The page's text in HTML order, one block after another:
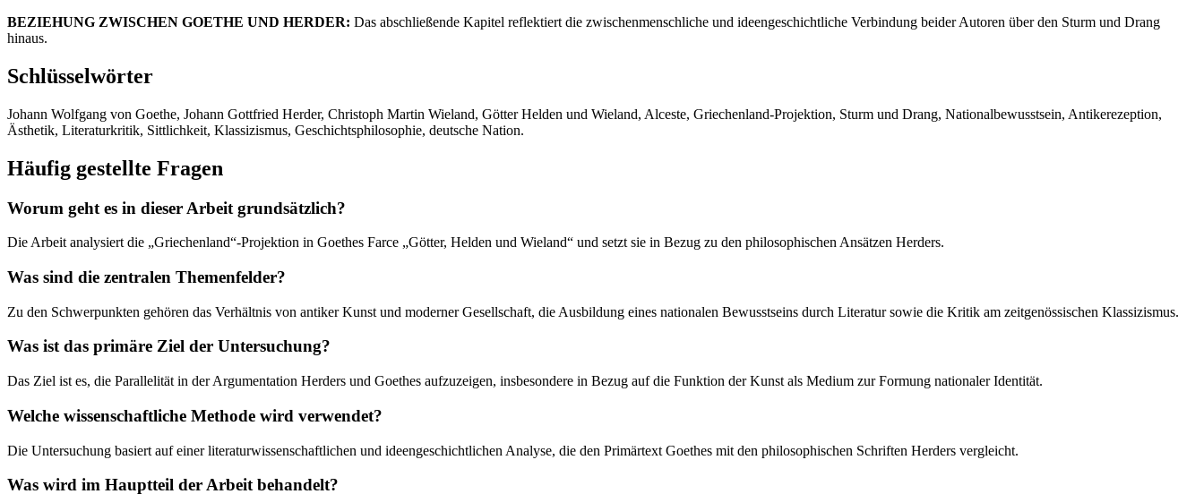
BEZIEHUNG ZWISCHEN GOETHE UND HERDER: Das abschließende Kapitel reflektiert die zwischenmenschliche und ideengeschichtliche Verbindung beider Autoren über den Sturm und Drang
hinaus.
Schlüsselwörter
Johann Wolfgang von Goethe, Johann Gottfried Herder, Christoph Martin Wieland, Götter Helden und Wieland, Alceste, Griechenland-Projektion, Sturm und Drang, Nationalbewusstsein, Antikerezeption,
Ästhetik, Literaturkritik, Sittlichkeit, Klassizismus, Geschichtsphilosophie, deutsche Nation.
Häufig gestellte Fragen
Worum geht es in dieser Arbeit grundsätzlich?
Die Arbeit analysiert die „Griechenland“-Projektion in Goethes Farce „Götter, Helden und Wieland“ und setzt sie in Bezug zu den philosophischen Ansätzen Herders.
Was sind die zentralen Themenfelder?
Zu den Schwerpunkten gehören das Verhältnis von antiker Kunst und moderner Gesellschaft, die Ausbildung eines nationalen Bewusstseins durch Literatur sowie die Kritik am zeitgenössischen Klassizismus.
Was ist das primäre Ziel der Untersuchung?
Das Ziel ist es, die Parallelität in der Argumentation Herders und Goethes aufzuzeigen, insbesondere in Bezug auf die Funktion der Kunst als Medium zur Formung nationaler Identität.
Welche wissenschaftliche Methode wird verwendet?
Die Untersuchung basiert auf einer literaturwissenschaftlichen und ideengeschichtlichen Analyse, die den Primärtext Goethes mit den philosophischen Schriften Herders vergleicht.
Was wird im Hauptteil der Arbeit behandelt?